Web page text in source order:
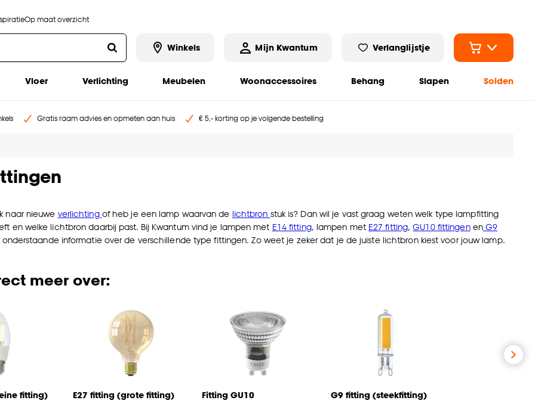
Op maat overzicht
Winkels Mijn Kwantum Verlanglijstje
Vloer Verlichting Meubelen Woonaccessoires Behang Slapen Solden
Gratis raam advies en opmeten aan huis € 5,- korting op je volgende bestelling
naar nieuwe verlichting of heb je een lamp waarvan de lichtbron stuk is? Dan wil je vast graag weten welk type lampfitting
en welke lichtbron daarbij past. Bij Kwantum vind je lampen met E14 fitting, lampen met E27 fitting,GU10 fittingenenG9
onderstaande informatie over de verschillende type fittingen. Zo weet je zeker dat je de juiste lichtbron kiest voor jouw lamp.
meer over:
fitting) E27 fitting (grote fitting) Fitting GU10 G9 fitting (steekfitting)